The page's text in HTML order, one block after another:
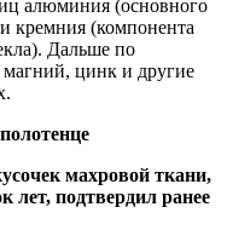
алюминия (основного
кремния (компонента
Дальше по
цинк и другие
махровой ткани,
лет, подтвердил ранее